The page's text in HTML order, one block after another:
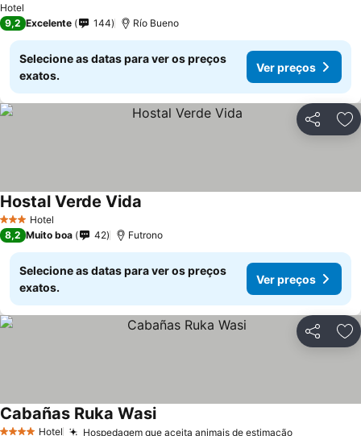
Hotel
9,2 Excelente 144 Río Bueno
Selecione as datas para ver os preços
exatos.
Ver preços
Partilhar
3 EstrelasHotel
Hostal Verde Vida
8,2 Muito boa 42 Futrono
Selecione as datas para ver os preços
exatos.
Ver preços
Partilhar
Hotel Hospedagem que aceita animais de estimação
Cabañas Ruka Wasi